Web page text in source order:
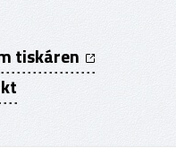
tiskáren